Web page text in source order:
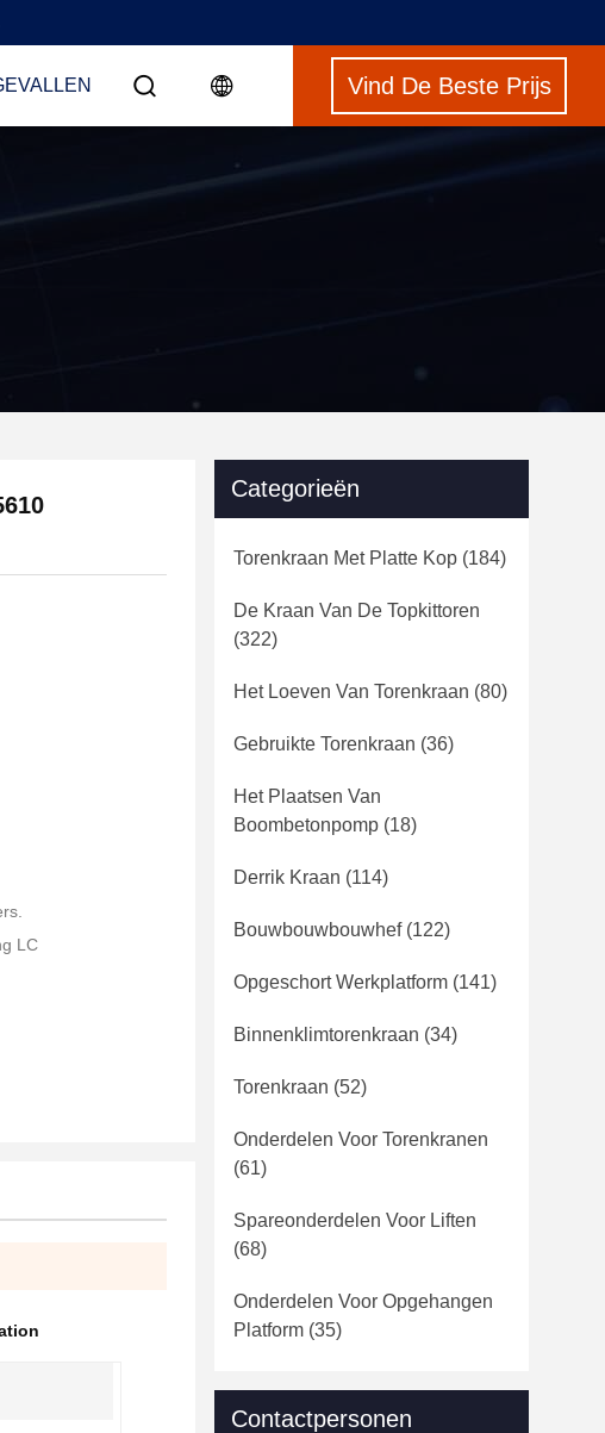
Vind De Beste Prijs
LC
Categorieën
Torenkraan Met Platte Kop (184)
De Kraan Van De Topkittoren
(322)
Het Loeven Van Torenkraan (80)
Gebruikte Torenkraan (36)
Het Plaatsen Van
Boombetonpomp (18)
Derrik Kraan (114)
Bouwbouwbouwhef(122)
Opgeschort Werkplatform (141)
Binnenklimtorenkraan (34)
Torenkraan (52)
Onderdelen Voor Torenkranen
(61)
Spareonderdelen Voor Liften
(68)
Onderdelen Voor Opgehangen
Platform (35)
Contactpersonen